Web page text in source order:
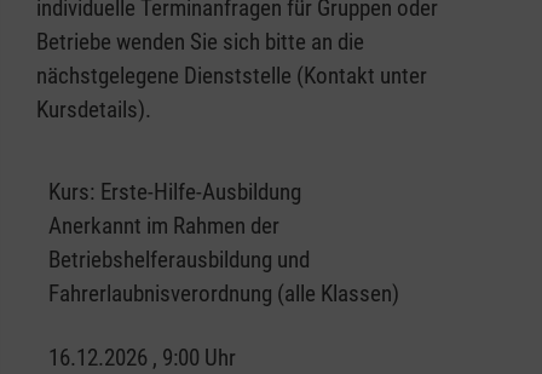
individuelle Terminanfragen für Gruppen oder
Betriebe wenden Sie sich bitte an die
nächstgelegene Dienststelle (Kontakt unter
Kursdetails).
Kurs: Erste-Hilfe-Ausbildung
Anerkannt im Rahmen der
Betriebshelferausbildung und
Fahrerlaubnisverordnung (alle Klassen)
16.12.2026 , 9:00 Uhr